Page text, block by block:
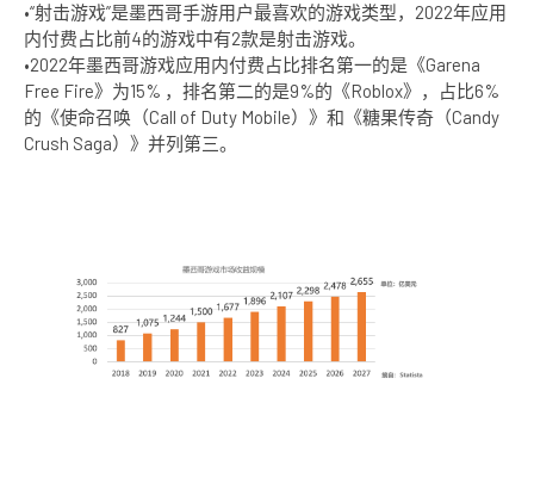
•“射击游戏”是墨西哥手游用户最喜欢的游戏类型，2022年应用
内付费占比前4的游戏中有2款是射击游戏。
•2022年墨西哥游戏应用内付费占比排名第一的是《Garena
Free Fire》为15% ，排名第二的是9%的《Roblox》，占比6%
的《使命召唤（Call of Duty Mobile）》和《糖果传奇（Candy
Crush Saga）》并列第三。